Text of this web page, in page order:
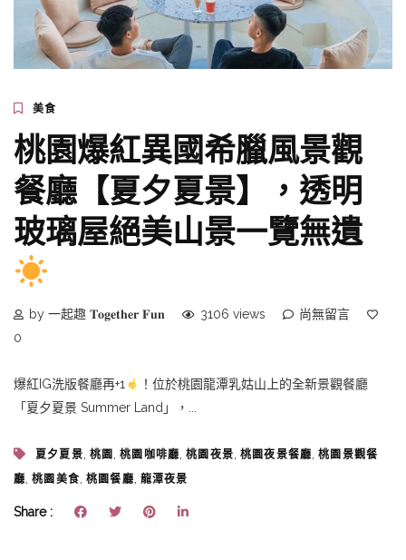
美食
桃園爆紅異國希臘風景觀
餐廳【夏夕夏景】，透明
玻璃屋絕美山景一覽無遺
by 一起趣 𝐓𝐨𝐠𝐞𝐭𝐡𝐞𝐫 𝐅𝐮𝐧 3106 views
尚無留言
0
爆紅IG洗版餐廳再+1
！位於桃園龍潭乳姑山上的全新景觀餐廳
「夏夕夏景 Summer Land」，...
夏夕夏景 桃園 ,桃園咖啡廳 ,桃園夜景 ,桃園夜景餐廳 ,桃園景觀餐
廳 ,桃園美食 ,桃園餐廳 龍潭夜景
Share :